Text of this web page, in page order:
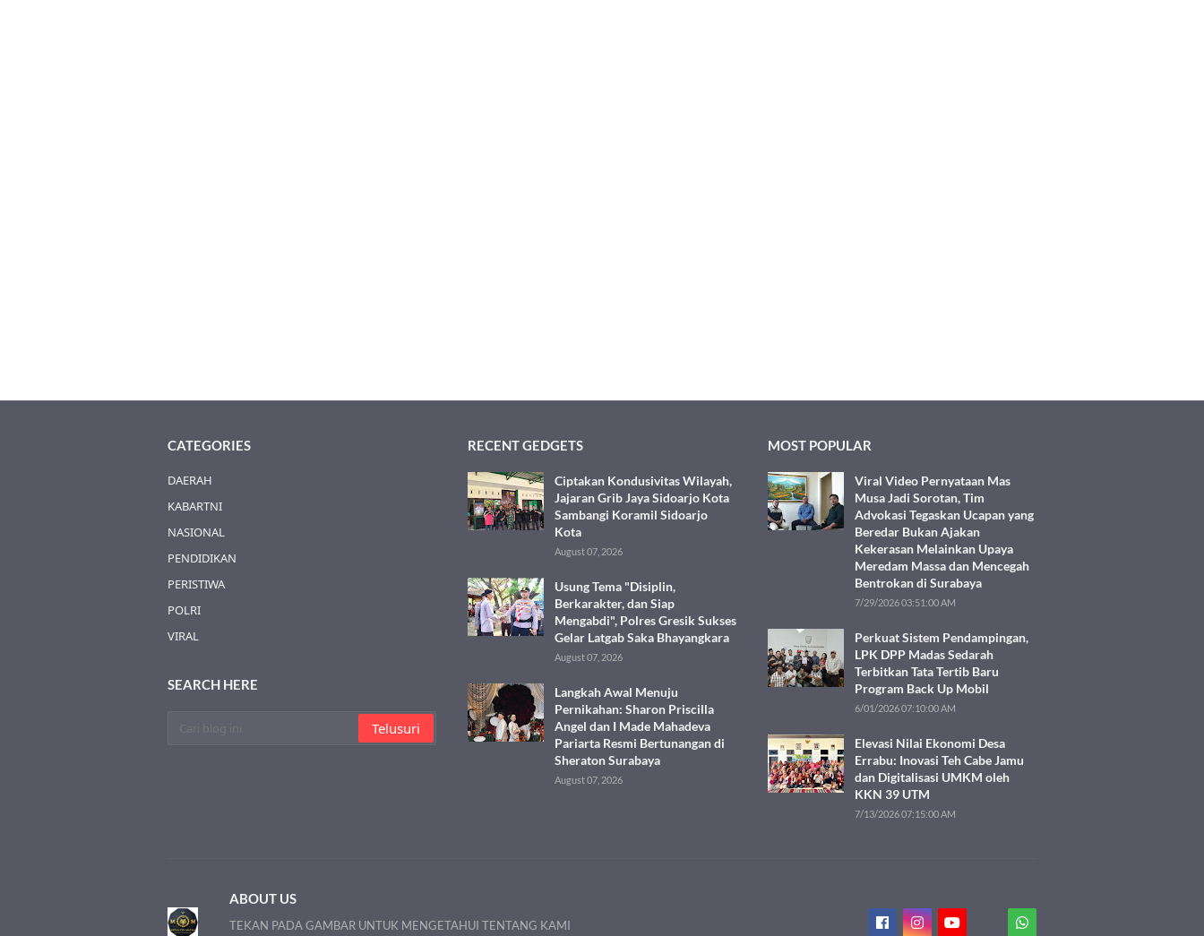
CATEGORIES
DAERAH
KABARTNI
NASIONAL
PENDIDIKAN
PERISTIWA
POLRI
VIRAL
SEARCH HERE
RECENT GEDGETS
Ciptakan Kondusivitas Wilayah,
Jajaran Grib Jaya Sidoarjo Kota
Sambangi Koramil Sidoarjo
Kota
August 07, 2026
Usung Tema "Disiplin,
Berkarakter, dan Siap
Mengabdi", Polres Gresik Sukses
Gelar Latgab Saka Bhayangkara
August 07, 2026
Langkah Awal Menuju
Pernikahan: Sharon Priscilla
Angel dan I Made Mahadeva
Pariarta Resmi Bertunangan di
Sheraton Surabaya
August 07, 2026
MOST POPULAR
Viral Video Pernyataan Mas
Musa Jadi Sorotan, Tim
Advokasi Tegaskan Ucapan yang
Beredar Bukan Ajakan
Kekerasan Melainkan Upaya
Meredam Massa dan Mencegah
Bentrokan di Surabaya
7/29/2026 03:51:00 AM
Perkuat Sistem Pendampingan,
LPK DPP Madas Sedarah
Terbitkan Tata Tertib Baru
Program Back Up Mobil
6/01/2026 07:10:00 AM
Elevasi Nilai Ekonomi Desa
Errabu: Inovasi Teh Cabe Jamu
dan Digitalisasi UMKM oleh
KKN 39 UTM
7/13/2026 07:15:00 AM
ABOUT US
TEKAN PADA GAMBAR UNTUK MENGETAHUI TENTANG KAMI